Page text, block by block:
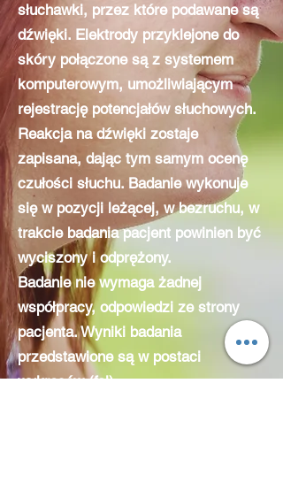
słuchawki, przez które podawane są
dźwięki. Elektrody przyklejone do
skóry połączone są z systemem
komputerowym, umożliwiającym
rejestrację potencjałów słuchowych.
Reakcja na dźwięki zostaje
zapisana, dając tym samym ocenę
czułości słuchu. Badanie wykonuje
się w pozycji leżącej, w bezruchu, w
trakcie badania pacjent powinien być
wyciszony i odprężony.
Badanie nie wymaga żadnej
współpracy, odpowiedzi ze strony
pacjenta. Wyniki badania
przedstawione są w postaci
wykresów (fal).